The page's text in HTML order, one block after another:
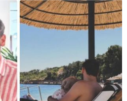
სანიტარს, რომელმაც შვილი
ბათუმში, კლინიკის
საპირფარეშოში გააჩინა,
შემდეგ კი დაზიანებები მიაყენა
11:16 / 06-08-2026
ცნობილი ხდება, რომ
მოსკოვში, რესტორანში
მომხდარ აფეთქებას რუსი
გენერალი ემსხვერპლა -